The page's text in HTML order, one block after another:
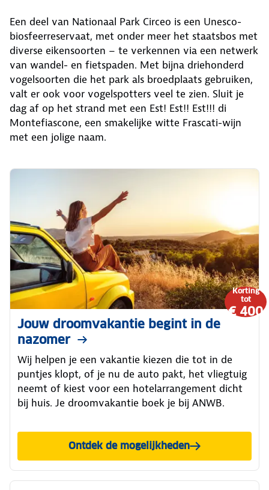
Een deel van Nationaal Park Circeo is een Unesco-
biosfeerreservaat, met onder meer het staatsbos met
diverse eikensoorten – te verkennen via een netwerk
van wandel- en fietspaden. Met bijna driehonderd
vogelsoorten die het park als broedplaats gebruiken,
valt er ook voor vogelspotters veel te zien. Sluit je
dag af op het strand met een Est! Est!! Est!!! di
Montefiascone, een smakelijke witte Frascati-wijn
met een jolige naam.
Korting
tot
€ 400
Jouw droomvakantie begint in de
nazomer
Wij helpen je een vakantie kiezen die tot in de
puntjes klopt, of je nu de auto pakt, het vliegtuig
neemt of kiest voor een hotelarrangement dicht
bij huis. Je droomvakantie boek je bij ANWB.
Ontdek de mogelijkheden